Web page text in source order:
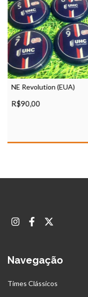
NE Revolution (EUA)
R$90,00
Navegação
Times Clássicos